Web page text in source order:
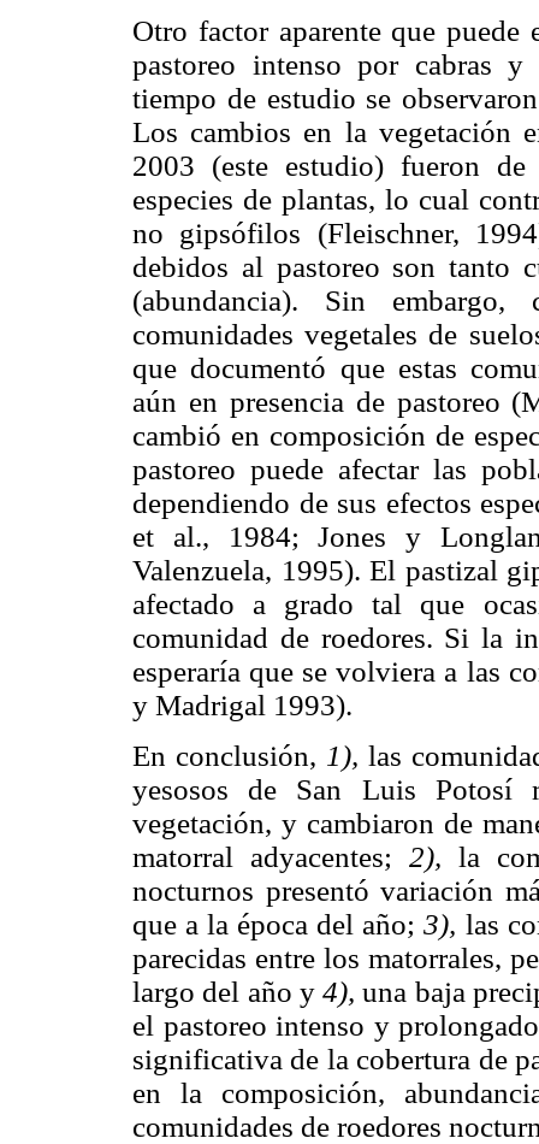
Otro factor aparente que puede
pastoreo intenso por cabras
tiempo de estudio se
Los cambios en la
2003 (este estudio) fueron
especies de plantas, lo cual
no gipsófilos (Fleischner,
debidos al pastoreo son tanto
(abundancia). Sin
comunidades vegetales de
que documentó que estas
aún en presencia de pastoreo
cambió en composición de
pastoreo puede afectar las
dependiendo de sus efectos
et al., 1984; Jones y
Valenzuela, 1995). El pastizal
afectado a grado tal que
comunidad de roedores. Si la
esperaría que se volviera a las
y Madrigal 1993).
En conclusión, 1), las
yesosos de San Luis Potosí
vegetación, y cambiaron de
matorral adyacentes; 2), la
nocturnos presentó variación
que a la época del año;3), las
parecidas entre los matorrales,
largo del año y4),una baja
el pastoreo intenso y
significativa de la cobertura de
en la composición,
comunidades de roedores